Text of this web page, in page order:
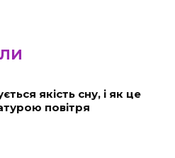
якість сну, і як це
повітря